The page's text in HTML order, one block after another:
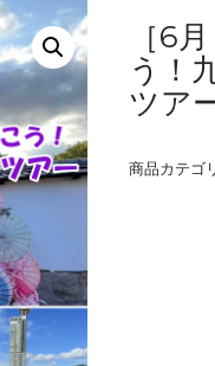
［6
う！
ツア
商品カテゴ